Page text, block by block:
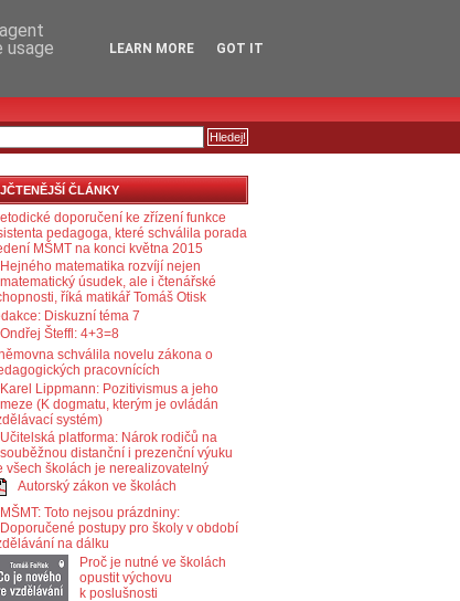
ČLÁNKY
doporučení ke zřízení funkce
pedagoga, které schválila porada
MŠMT na konci května 2015
Hejného matematika rozvíjí nejen
matematický úsudek, ale i čtenářské
říká matikář Tomáš Otisk
Diskuzní téma 7
Ondřej Šteffl: 4+3=8
schválila novelu zákona o
pracovnících
Karel Lippmann: Pozitivismus a jeho
meze (K dogmatu, kterým je ovládán
systém)
Učitelská platforma: Nárok rodičů na
souběžnou distanční i prezenční výuku
všech školách je nerealizovatelný
Autorský zákon ve školách
MŠMT: Toto nejsou prázdniny:
Doporučené postupy pro školy v období
na dálku
Proč je nutné ve školách
opustit výchovu
k poslušnosti
usage
LEARN MORE GOT IT